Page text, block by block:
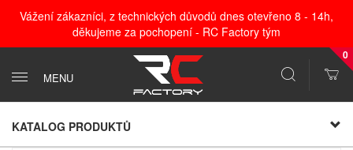
Vážení zákazníci, z technických důvodů dnes otevřeno 8 - 14h,
děkujeme za pochopení - RC Factory tým
MENU
0
KATALOG PRODUKTŮ